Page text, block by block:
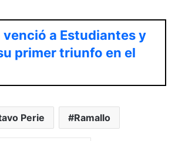
venció a Estudiantes y
primer triunfo en el
Perie Ramallo